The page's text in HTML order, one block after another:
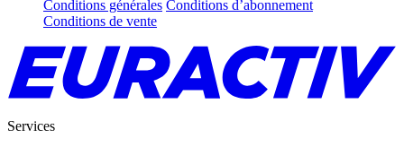
Conditions générales Conditions d’abonnement
Conditions de vente
Services